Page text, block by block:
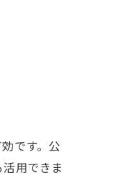
です。公
用できま